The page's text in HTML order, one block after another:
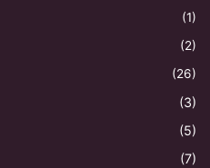
(1)
(2)
(26)
(3)
(5)
(7)